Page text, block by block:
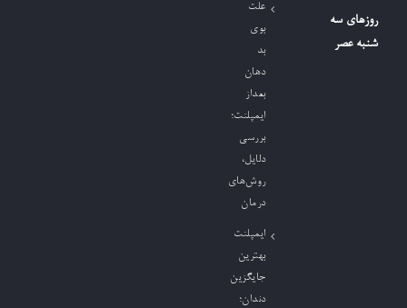
روزهای سه
شنبه عصر
علت
بوی
بد
دهان
بعداز
ایمپلنت؛
بررسی
دلایل،
روش‌های
درمان
ایمپلنت
بهترین
جایگزین
دندان؛